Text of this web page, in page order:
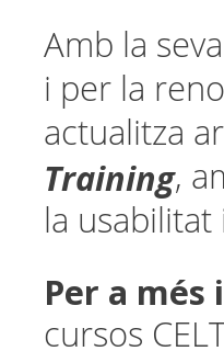
Amb la
i per la
actualitza
Training,
la
Per a
cursos